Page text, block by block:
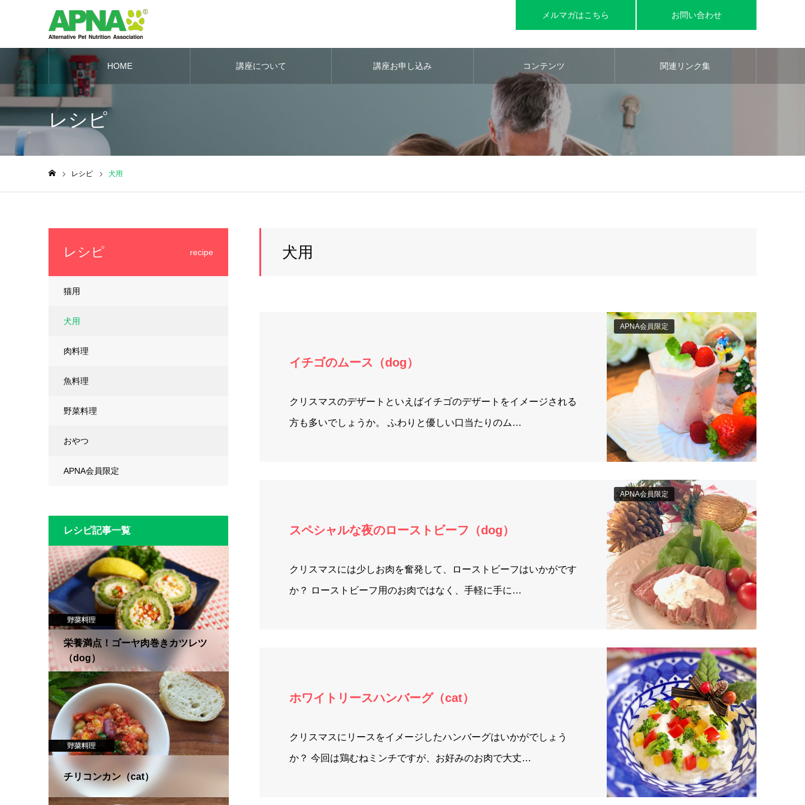
メルマガはこちら お問い合わせ
HOME 講座について 講座お申し込み コンテンツ 関連リンク集
レシピ
レシピ 犬用
犬用
APNA会員限定
イチゴのムース（dog）
クリスマスのデザートといえばイチゴのデザートをイメージされる
方も多いでしょうか。 ふわりと優しい口当たりのム…
APNA会員限定
スペシャルな夜のローストビーフ（dog）
クリスマスには少しお肉を奮発して、ローストビーフはいかがです
か？ ローストビーフ用のお肉ではなく、手軽に手に…
ホワイトリースハンバーグ（cat）
クリスマスにリースをイメージしたハンバーグはいかがでしょう
か？ 今回は鶏むねミンチですが、お好みのお肉で大丈…
レシピ recipe
猫用
犬用
肉料理
魚料理
野菜料理
おやつ
APNA会員限定
レシピ記事一覧
犬用
肉料理
野菜料理
栄養満点！ゴーヤ肉巻きカツレツ
（dog）
APNA会員限定
猫用
肉料理
野菜料理
チリコンカン（cat）